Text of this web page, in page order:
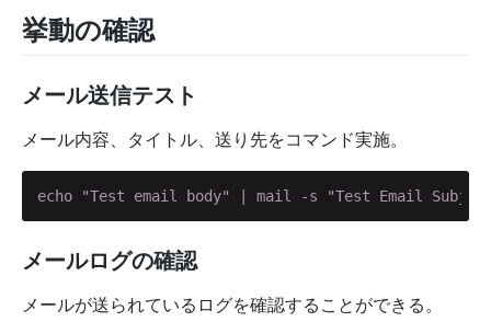
挙動の確認
メール送信テスト
メール内容、タイトル、送り先をコマンド実施。
echo "Test email body" | mail -s "Test Email
メールログの確認
メールが送られているログを確認することができる。